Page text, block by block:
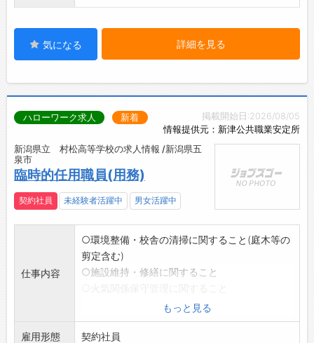
気になる 詳細を見る
掲載開始日:2026/08/05
情報提供元：新津公共職業安定所
ハローワーク求人 新着
新潟県立 村松高等学校の求人情報 /新潟県五
泉市
臨時的任用職員(用務)
契約社員 未経験者活躍中 男女活躍中
仕事内容
○環境整備・校舎の清掃に関すること(庭木等の
剪定含む)
○施設維持・修繕に関すること
○文書・小荷物等の授受、切手の受払に関する
こと
○その他、学校長が必要と認めた事務に関する
もっと見る
雇用形態 契約社員